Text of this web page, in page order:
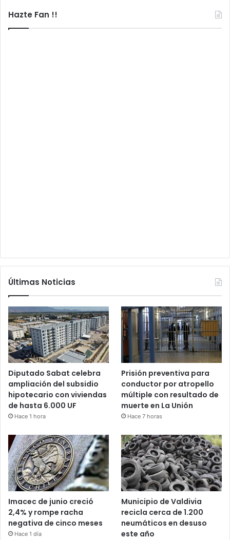
Hazte Fan !!
Últimas Noticias
Diputado Sabat celebra
ampliación del subsidio
hipotecario con viviendas
de hasta 6.000 UF
Hace 1 hora
Prisión preventiva para
conductor por atropello
múltiple con resultado de
muerte en La Unión
Hace 7 horas
Imacec de junio creció
2,4% y rompe racha
negativa de cinco meses
Hace 1 día
Municipio de Valdivia
recicla cerca de 1.200
neumáticos en desuso
este año